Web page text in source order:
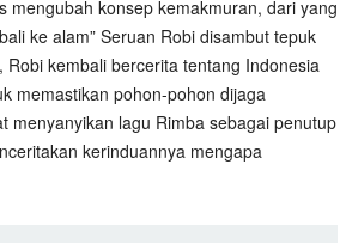
mengubah konsep kemakmuran, dari yang
ke alam” Seruan Robi disambut tepuk
kembali bercerita tentang Indonesia
memastikan pohon-pohon dijaga
menyanyikan lagu Rimba sebagai penutup
kerinduannya mengapa